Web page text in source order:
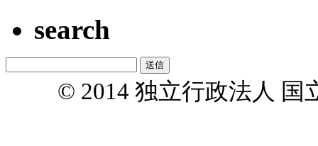
search
© 2014 独立行政法人 国